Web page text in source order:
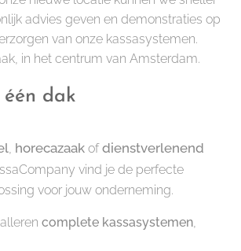
advies geven en demonstraties op
van onze kassasystemen.
in het centrum van Amsterdam.
dak
, horecazaak ofdienstverlenend
vind je de perfecte
voor jouw onderneming.
complete kassasystemen,